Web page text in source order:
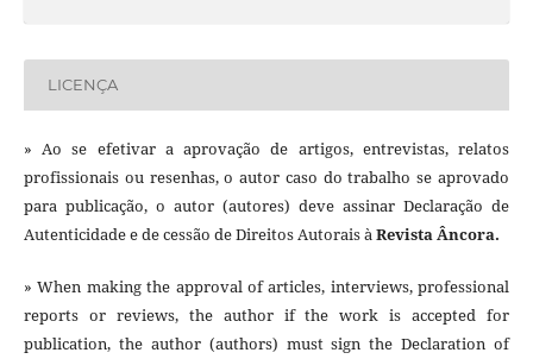
LICENÇA
» Ao se efetivar a aprovação de artigos, entrevistas, relatos
profissionais ou resenhas, o autor caso do trabalho se aprovado
para publicação, o autor (autores) deve assinar Declaração de
Autenticidade e de cessão de Direitos Autorais àRevista Âncora.
» When making the approval of articles, interviews, professional
reports or reviews, the author if the work is accepted for
publication, the author (authors) must sign the Declaration of